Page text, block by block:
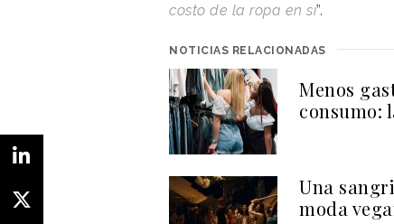
costo de la ropa en sí”.
NOTICIAS RELACIONADAS
Menos
consumo:
Una
moda